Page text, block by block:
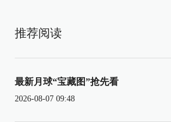
推荐阅读
最新月球“宝藏图”抢先看
2026-08-07 09:48